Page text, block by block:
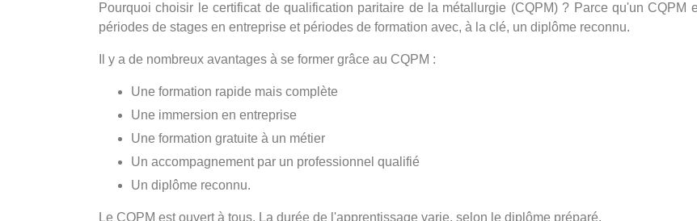
Pourquoi choisir le certificat de qualification paritaire de la métallurgie (CQPM) ? Parce qu'un CQPM
périodes de stages en entreprise et périodes de formation avec, à la clé, un diplôme reconnu.
Il y a de nombreux avantages à se former grâce au CQPM :
Une formation rapide mais complète
Une immersion en entreprise
Une formation gratuite à un métier
Un accompagnement par un professionnel qualifié
Un diplôme reconnu.
Le CQPM est ouvert à tous. La durée de l'apprentissage varie, selon le diplôme préparé.